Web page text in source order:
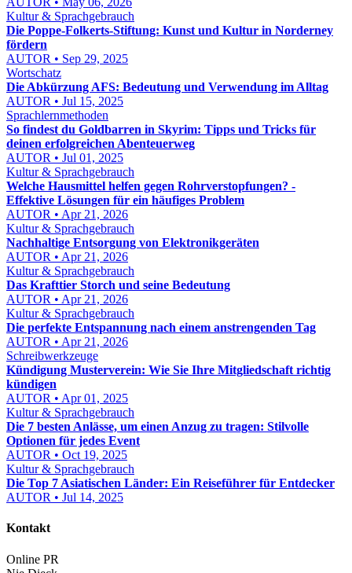
Kultur & Sprachgebrauch
Die Poppe-Folkerts-Stiftung: Kunst und Kultur in Norderney
fördern
AUTOR • Sep 29, 2025
Wortschatz
Die Abkürzung AFS: Bedeutung und Verwendung im Alltag
AUTOR • Jul 15, 2025
Sprachlernmethoden
So findest du Goldbarren in Skyrim: Tipps und Tricks für
deinen erfolgreichen Abenteuerweg
AUTOR • Jul 01, 2025
Kultur & Sprachgebrauch
Welche Hausmittel helfen gegen Rohrverstopfungen? -
Effektive Lösungen für ein häufiges Problem
AUTOR • Apr 21, 2026
Kultur & Sprachgebrauch
Nachhaltige Entsorgung von Elektronikgeräten
AUTOR • Apr 21, 2026
Kultur & Sprachgebrauch
Das Krafttier Storch und seine Bedeutung
AUTOR • Apr 21, 2026
Kultur & Sprachgebrauch
Die perfekte Entspannung nach einem anstrengenden Tag
AUTOR • Apr 21, 2026
Schreibwerkzeuge
Kündigung Musterverein: Wie Sie Ihre Mitgliedschaft richtig
kündigen
AUTOR • Apr 01, 2025
Kultur & Sprachgebrauch
Die 7 besten Anlässe, um einen Anzug zu tragen: Stilvolle
Optionen für jedes Event
AUTOR • Oct 19, 2025
Kultur & Sprachgebrauch
Die Top 7 Asiatischen Länder: Ein Reiseführer für Entdecker
AUTOR • Jul 14, 2025
Kontakt
Online PR